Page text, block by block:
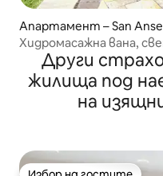
Апартамент – San
Хидромасажна вана,
центъра
Други
жилища под
на